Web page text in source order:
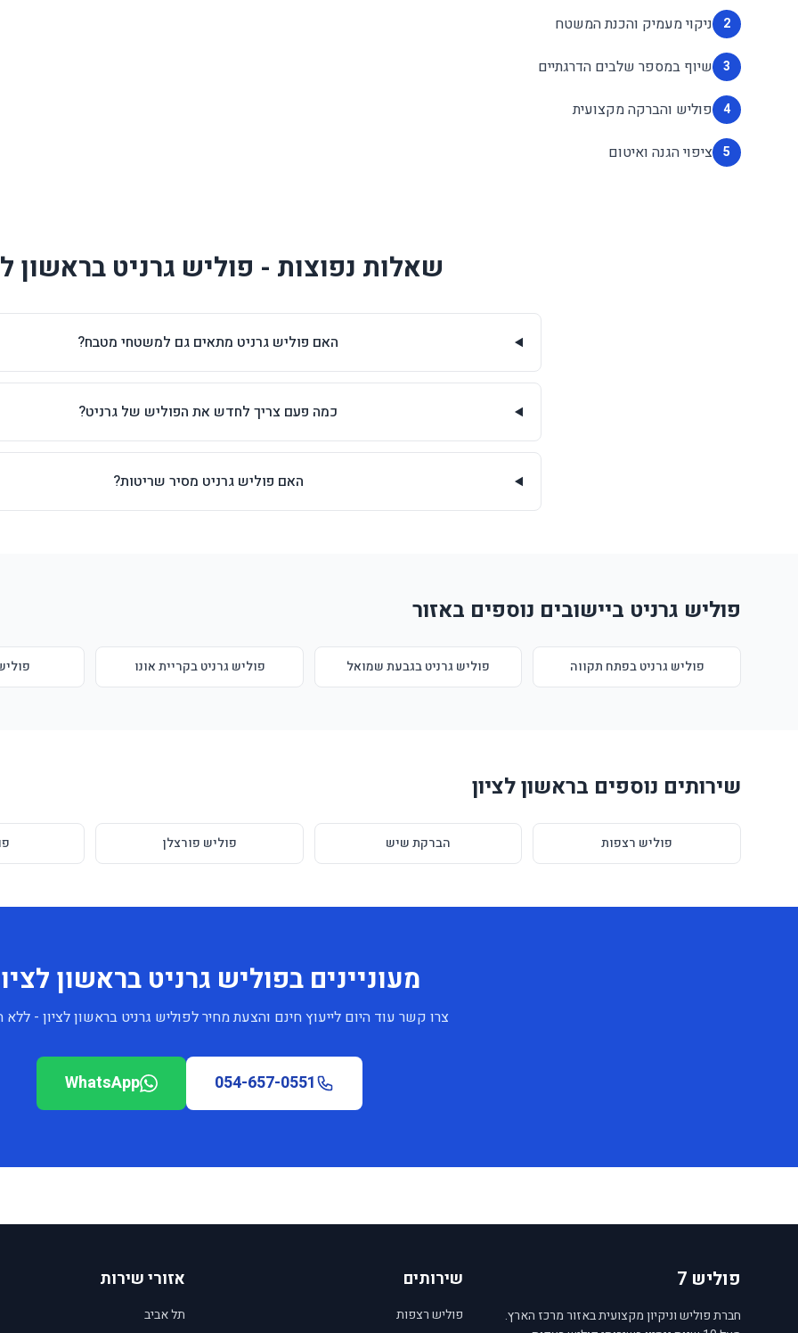
2 ניקוי מעמיק והכנת המשטח
3 שיוף במספר שלבים הדרגתיים
4 פוליש והברקה מקצועית
5 ציפוי הגנה ואיטום
שאלות נפוצות - פוליש גרניט בראשון
האם פוליש גרניט מתאים גם למשטחי מטבח?
כמה פעם צריך לחדש את הפוליש של גרניט?
האם פוליש גרניט מסיר שריטות?
פוליש גרניט ביישובים נוספים באזור
פוליש גרניט בפתח תקווה פוליש גרניט בגבעת שמואל פוליש גרניט בקריית אונו
שירותים נוספים בראשון לציון
פוליש רצפות הברקת שיש פוליש פורצלן
מעוניינים בפוליש גרניט בראשון
צרו קשר עוד היום לייעוץ חינם והצעת מחיר לפוליש גרניט בראשון לציון - ללא
054-657-0551
WhatsApp
פוליש 7
חברת פוליש וניקיון מקצועית באזור מרכז הארץ.
שירותים
פוליש רצפות
אזורי שירות
תל אביב